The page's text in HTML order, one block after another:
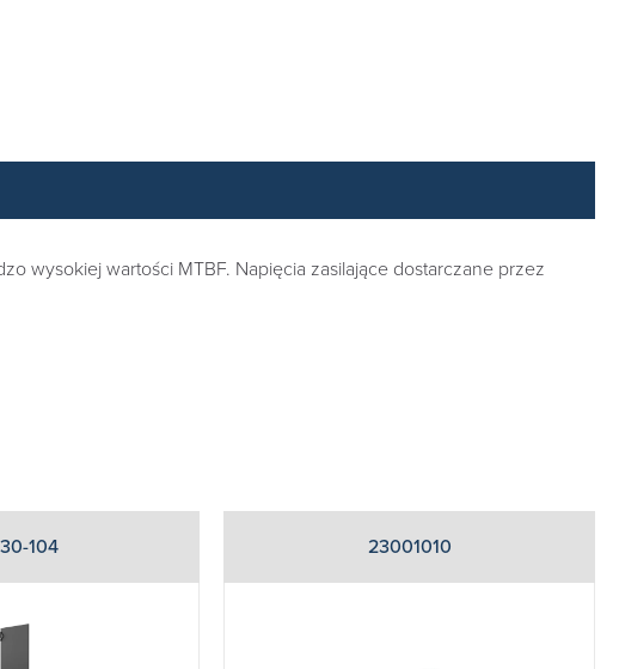
wysokiej wartości MTBF. Napięcia zasilające dostarczane przez
104 23001010